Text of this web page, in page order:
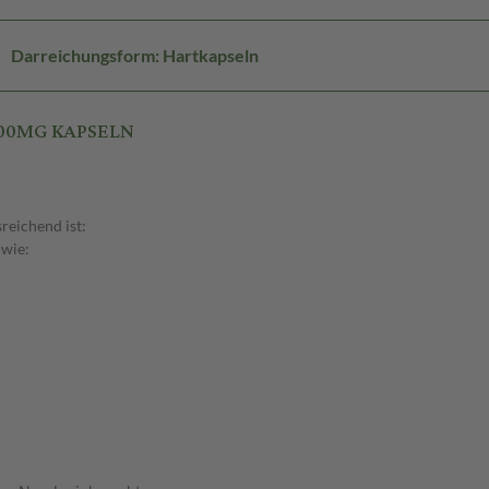
Darreichungsform: Hartkapseln
KAPSELN
ist: